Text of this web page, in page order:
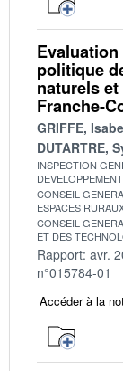
politique
naturels
Franche-
GRIFFE,
DUTARTRE,
INSPECTION
CONSEIL
ESPACES
CONSEIL
ET DES
Rapport: avr.
n°015784-01
Accéder à la